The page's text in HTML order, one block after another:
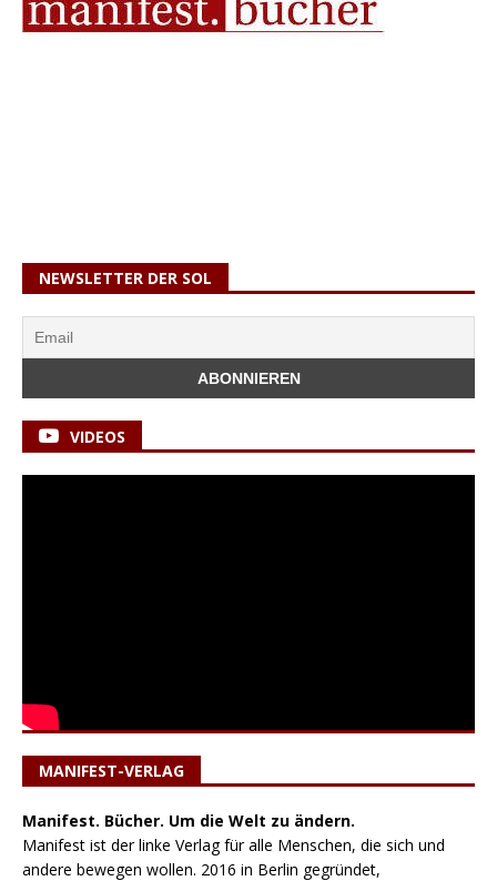
NEWSLETTER DER SOL
VIDEOS
MANIFEST-VERLAG
Manifest. Bücher. Um die Welt zu ändern.
Manifest ist der linke Verlag für alle Menschen, die sich und
andere bewegen wollen. 2016 in Berlin gegründet,